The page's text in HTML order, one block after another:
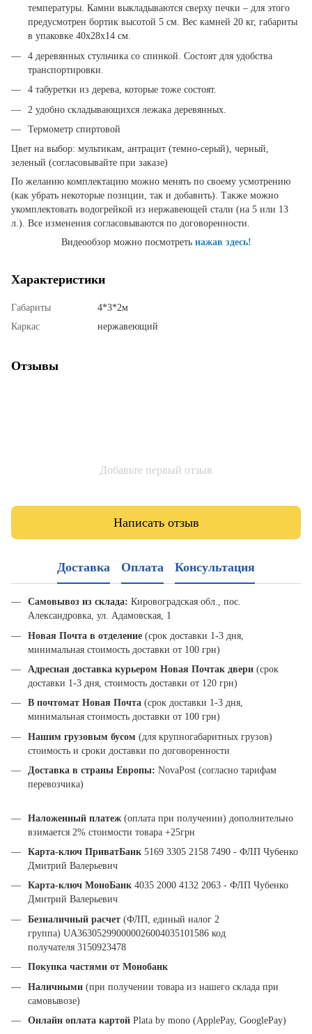
температуры. Камни выкладываются сверху печки – для этого
предусмотрен бортик высотой 5 см. Вес камней 20 кг, габариты
в упаковке 40х28х14 см.
4 деревянных стульчика со спинкой. Состоят для удобства
транспортировки.
4 табуретки из дерева, которые тоже состоят.
2 удобно складывающихся лежака деревянных.
Термометр спиртовой
Цвет на выбор: мультикам, антрацит (темно-серый), черный,
зеленый (согласовывайте при заказе)
По желанию комплектацию можно менять по своему усмотрению
(как убрать некоторые позиции, так и добавить). Также можно
укомплектовать водогрейкой из нержавеющей стали (на 5 или 13
л.). Все изменения согласовываются по договоренности.
Видеообзор можно посмотреть нажав здесь!
Характеристики
Габариты
4*3*2м
Каркас
нержавеющий
Отзывы
Добавьте первый отзыв
Написать отзыв
Доставка Оплата Консультация
Самовывоз из склада: Кировоградская обл., пос.
Александровка, ул. Адамовская, 1
Новая Почта в отделение (срок доставки 1-3 дня,
минимальная стоимость доставки от 100 грн)
Адресная доставка курьером Новая Почтак двери (срок
доставки 1-3 дня, стоимость доставки от 120 грн)
В почтомат Новая Почта (срок доставки 1-3 дня,
минимальная стоимость доставки от 100 грн)
Нашим грузовым бусом (для крупногабаритных грузов)
стоимость и сроки доставки по договоренности
Доставка в страны Европы: NovaPost (согласно тарифам
перевозчика)
Наложенный платеж (оплата при получении) дополнительно
взимается 2% стоимости товара +25грн
Карта-ключ ПриватБанк 5169 3305 2158 7490 - ФЛП Чубенко
Дмитрий Валерьевич
Карта-ключ МоноБанк 4035 2000 4132 2063 - ФЛП Чубенко
Дмитрий Валерьевич
Безналичный расчет (ФЛП, единый налог 2
группа) UA363052990000026004035101586 код
получателя 3150923478
Покупка частями от Монобанк
Наличными (при получении товара из нашего склада при
самовывозе)
Онлайн оплата картой Plata by mono (ApplePay, GooglePay)